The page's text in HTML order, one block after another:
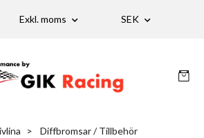
Exkl. moms SEK
Diffbromsar / Tillbehör